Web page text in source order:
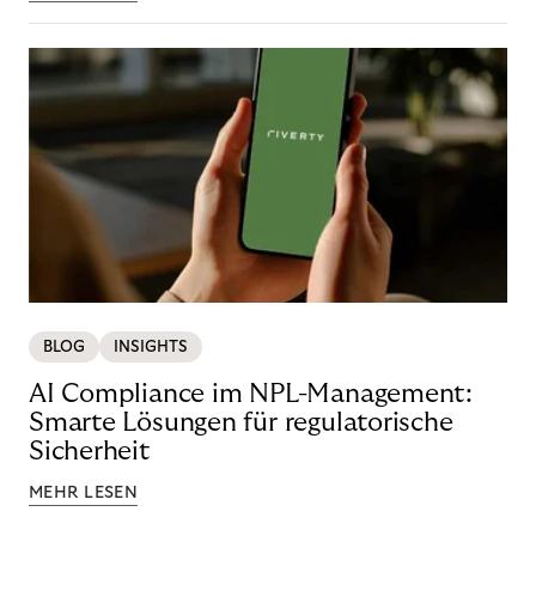
BLOG INSIGHTS
AI Compliance im NPL-Management:
Smarte Lösungen für regulatorische
Sicherheit
MEHR LESEN